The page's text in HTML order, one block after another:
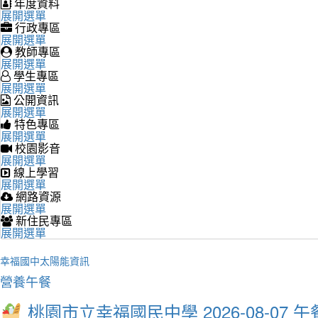
展開選單
行政專區
展開選單
教師專區
展開選單
學生專區
展開選單
公開資訊
展開選單
特色專區
展開選單
校園影音
展開選單
線上學習
展開選單
網路資源
展開選單
新住民專區
展開選單
幸福國中太陽能資訊
營養午餐
桃園市立幸福國民中學 2026-08-07 午